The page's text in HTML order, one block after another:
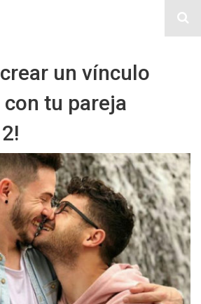
un vínculo
tu pareja